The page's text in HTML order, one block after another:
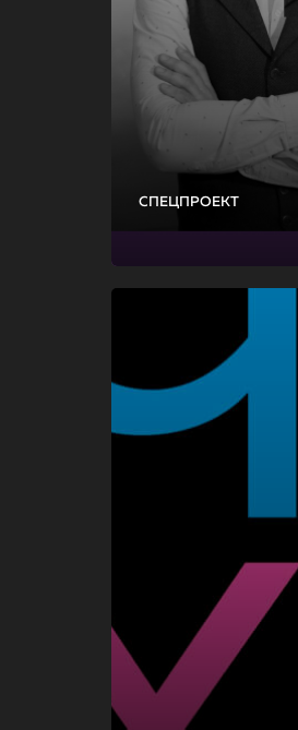
СПЕЦПРОЕКТ